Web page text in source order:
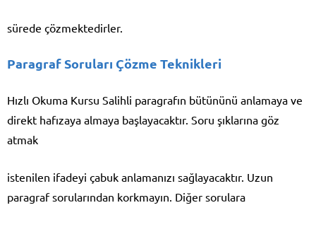
sürede çözmektedirler.
Paragraf Soruları Çözme Teknikleri
Hızlı Okuma Kursu Salihli paragrafın bütününü anlamaya ve
direkt hafızaya almaya başlayacaktır. Soru şıklarına göz
atmak
istenilen ifadeyi çabuk anlamanızı sağlayacaktır. Uzun
paragraf sorularından korkmayın. Diğer sorulara